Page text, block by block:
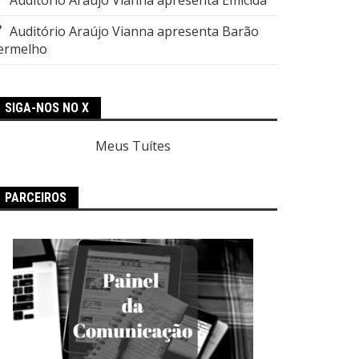
Auditório Araújo Vianna apresenta Barão
SIGA-NOS NO X
Meus Tuítes
PARCEIROS